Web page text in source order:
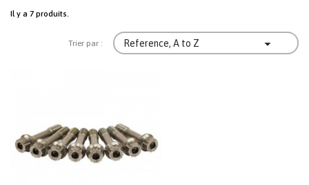
Il y a 7 produits.
Trier par : Reference, A to Z 